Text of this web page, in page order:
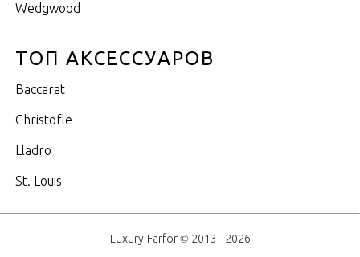
Wedgwood
ТОП АКСЕССУАРОВ
Baccarat
Christofle
Lladro
St. Louis
Luxury-Farfor © 2013 - 2026